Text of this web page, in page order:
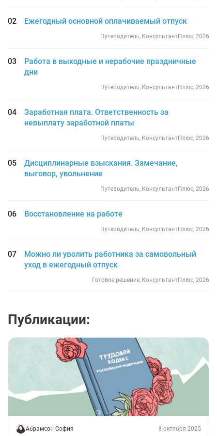
Ежегодный основной оплачиваемый отпуск
Путеводитель, КонсультантПлюс, 2026
Работа в выходные и нерабочие праздничные
дни
Путеводитель, КонсультантПлюс, 2026
Заработная плата. Ответственность за
невыплату заработной платы
Путеводитель, КонсультантПлюс, 2026
Дисциплинарные взыскания. Замечание,
выговор, увольнение
Путеводитель, КонсультантПлюс, 2026
Восстановление на работе
Путеводитель, КонсультантПлюс, 2026
Можно ли уволить работника за самовольный
уход в ежегодный отпуск
Готовое решение, КонсультантПлюс, 2026
Публикации:
Абрамсон София 8 октября 2025